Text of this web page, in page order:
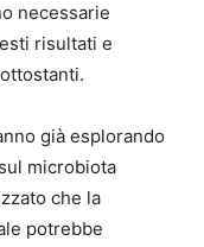
necessarie
risultati e
già esplorando
microbiota
che la
potrebbe